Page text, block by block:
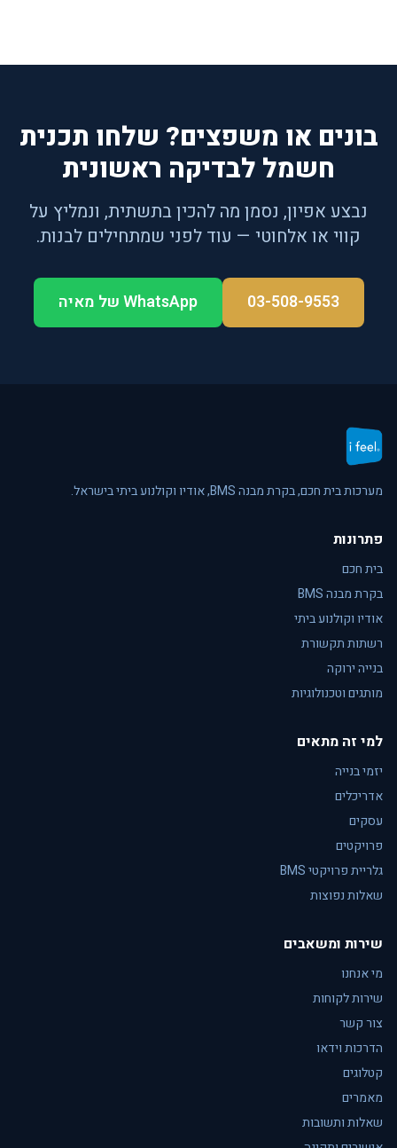
בונים או משפצים? שלחו תכנית
חשמל לבדיקה ראשונית
נבצע אפיון, נסמן מה להכין בתשתית, ונמליץ על
קווי או אלחוטי — עוד לפני שמתחילים לבנות.
03-508-9553 WhatsApp של מאיה
מערכות בית חכם, בקרת מבנה BMS, אודיו וקולנוע ביתי בישראל.
פתרונות
בית חכם
בקרת מבנה BMS
אודיו וקולנוע ביתי
רשתות תקשורת
בנייה ירוקה
מותגים וטכנולוגיות
למי זה מתאים
יזמי בנייה
אדריכלים
עסקים
פרויקטים
גלריית פרויקטי BMS
שאלות נפוצות
שירות ומשאבים
מי אנחנו
שירות לקוחות
צור קשר
הדרכות וידאו
קטלוגים
מאמרים
שאלות ותשובות